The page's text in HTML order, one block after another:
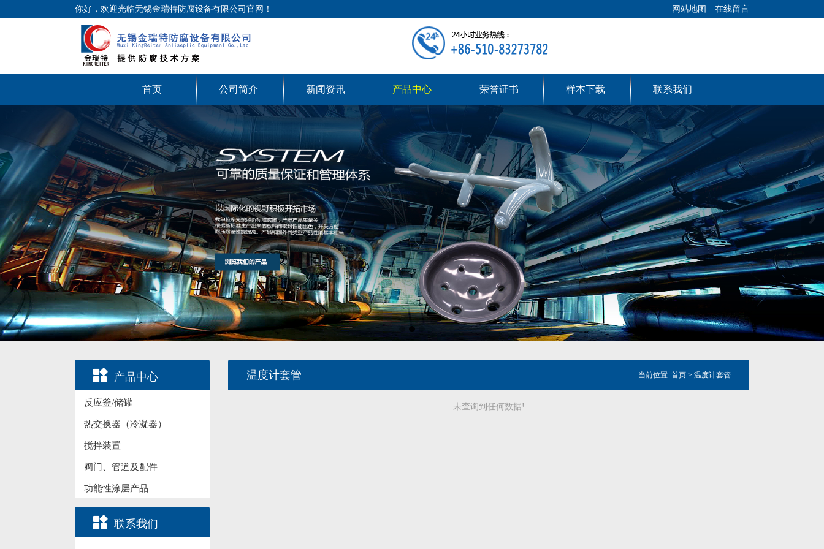
你好，欢迎光临无锡金瑞特防腐设备有限公司官网！ 网站地图 在线留言
首页 公司简介 新闻资讯 产品中心 荣誉证书 样本下载 联系我们
Previous Next
 产品中心
反应釜/储罐
热交换器（冷凝器）
搅拌装置
阀门、管道及配件
功能性涂层产品
 联系我们
温度计套管 当前位置: 首页 > 温度计套管
未查询到任何数据!